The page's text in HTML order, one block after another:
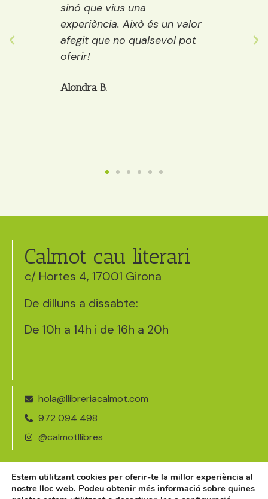
que vius una
Això és un valor
que no qualsevol pot
adults. A més a més,
decideixes quin llibre
Calmot cau literari
c/ Hortes 4, 17001 Girona
De dilluns a dissabte:
De 10h a 14h i de 16h a 20h
hola@llibreriacalmot.com
972 094 498
@calmotllibres
Avís legal
Política de cookies
Estem utilitzant cookies per oferir-te la millor experiència al
nostre lloc web. Podeu obtenir més informació sobre quines